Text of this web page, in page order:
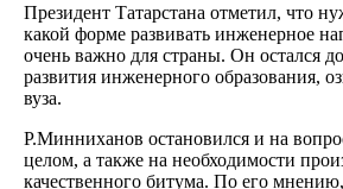
Президент Татарстана отметил, что
какой форме развивать инженерное
очень важно для страны. Он остался
развития инженерного образования,
вуза.
Р.Минниханов остановился и на
целом, а также на необходимости
качественного битума. По его